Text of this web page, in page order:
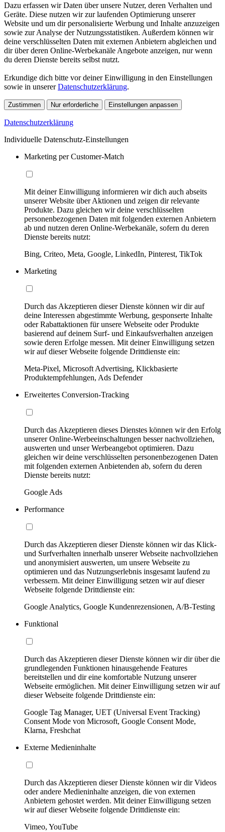
Dazu erfassen wir Daten über unsere Nutzer, deren Verhalten und
Geräte. Diese nutzen wir zur laufenden Optimierung unserer
Website und um dir personalisierte Werbung und Inhalte anzuzeigen
sowie zur Analyse der Nutzungsstatistiken. Außerdem können wir
deine verschlüsselten Daten mit externen Anbietern abgleichen und
dir über deren Online-Werbekanäle Angebote anzeigen, nur wenn
du deren Dienste bereits selbst nutzt.
Erkundige dich bitte vor deiner Einwilligung in den Einstellungen
sowie in unsererDatenschutzerklärung.
Zustimmen Nur erforderliche Einstellungen anpassen
Datenschutzerklärung
Individuelle Datenschutz-Einstellungen
Marketing per Customer-Match
Mit deiner Einwilligung informieren wir dich auch abseits
unserer Website über Aktionen und zeigen dir relevante
Produkte. Dazu gleichen wir deine verschlüsselten
personenbezogenen Daten mit folgenden externen Anbietern
ab und nutzen deren Online-Werbekanäle, sofern du deren
Dienste bereits nutzt:
Bing, Criteo, Meta, Google, LinkedIn, Pinterest, TikTok
Marketing
Durch das Akzeptieren dieser Dienste können wir dir auf
deine Interessen abgestimmte Werbung, gesponserte Inhalte
oder Rabattaktionen für unsere Webseite oder Produkte
basierend auf deinem Surf- und Einkaufsverhalten anzeigen
sowie deren Erfolge messen. Mit deiner Einwilligung setzen
wir auf dieser Webseite folgende Drittdienste ein:
Meta-Pixel, Microsoft Advertising, Klickbasierte
Produktempfehlungen, Ads Defender
Erweitertes Conversion-Tracking
Durch das Akzeptieren dieses Dienstes können wir den Erfolg
unserer Online-Werbeeinschaltungen besser nachvollziehen,
auswerten und unser Werbeangebot optimieren. Dazu
gleichen wir deine verschlüsselten personenbezogenen Daten
mit folgenden externen Anbietenden ab, sofern du deren
Dienste bereits nutzt:
Google Ads
Performance
Durch das Akzeptieren dieser Dienste können wir das Klick-
und Surfverhalten innerhalb unserer Webseite nachvollziehen
und anonymisiert auswerten, um unsere Webseite zu
optimieren und das Nutzungserlebnis insgesamt laufend zu
verbessern. Mit deiner Einwilligung setzen wir auf dieser
Webseite folgende Drittdienste ein:
Google Analytics, Google Kundenrezensionen, A/B-Testing
Funktional
Durch das Akzeptieren dieser Dienste können wir dir über die
grundlegenden Funktionen hinausgehende Features
bereitstellen und dir eine komfortable Nutzung unserer
Webseite ermöglichen. Mit deiner Einwilligung setzen wir auf
dieser Webseite folgende Drittdienste ein:
Google Tag Manager, UET (Universal Event Tracking)
Consent Mode von Microsoft, Google Consent Mode,
Klarna, Freshchat
Externe Medieninhalte
Durch das Akzeptieren dieser Dienste können wir dir Videos
oder andere Medieninhalte anzeigen, die von externen
Anbietern gehostet werden. Mit deiner Einwilligung setzen
wir auf dieser Webseite folgende Drittdienste ein:
Vimeo, YouTube